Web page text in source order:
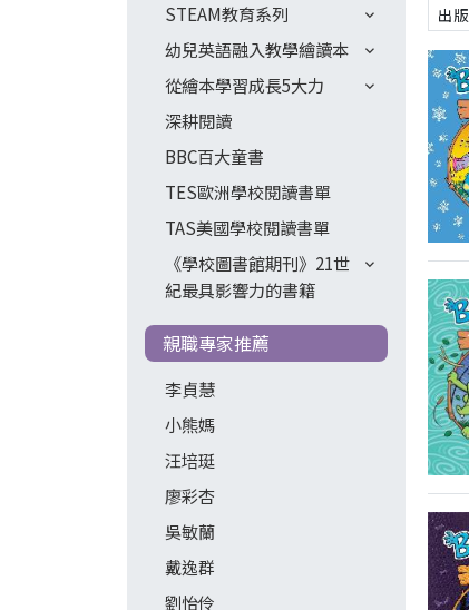
STEAM教育系列
幼兒英語融入教學繪讀本
從繪本學習成長5大力
深耕閱讀
BBC百大童書
TES歐洲學校閱讀書單
TAS美國學校閱讀書單
《學校圖書館期刊》21世
紀最具影響力的書籍
親職專家推薦
李貞慧
小熊媽
汪培珽
廖彩杏
吳敏蘭
戴逸群
劉怡伶